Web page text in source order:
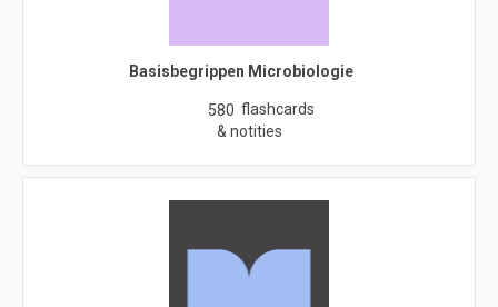
Basisbegrippen Microbiologie
580 flashcards
& notities